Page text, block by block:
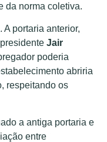
da norma coletiva.
portaria anterior,
Jair
poderia
abriria
respeitando os
a antiga portaria e
entre